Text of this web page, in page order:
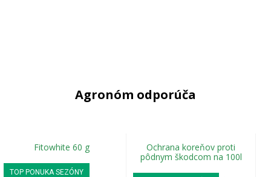
Agronóm odporúča
Fitowhite 60 g
TOP PONUKA SEZÓNY
Ochrana koreňov proti
pôdnym škodcom na 100l